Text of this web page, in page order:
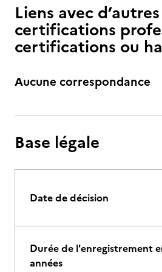
Liens avec d’autres
certifications
certifications ou
Aucune correspondance
Base légale
Date de décision
Durée de l'enregistrement
années